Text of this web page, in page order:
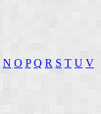
N O P Q R S T U V